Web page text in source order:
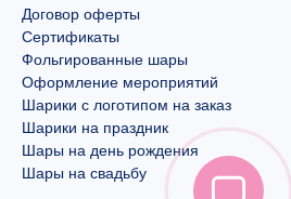
Договор оферты
Сертификаты
Фольгированные шары
Оформление мероприятий
Шарики с логотипом на заказ
Шарики на праздник
Шары на день рождения
Шары на свадьбу